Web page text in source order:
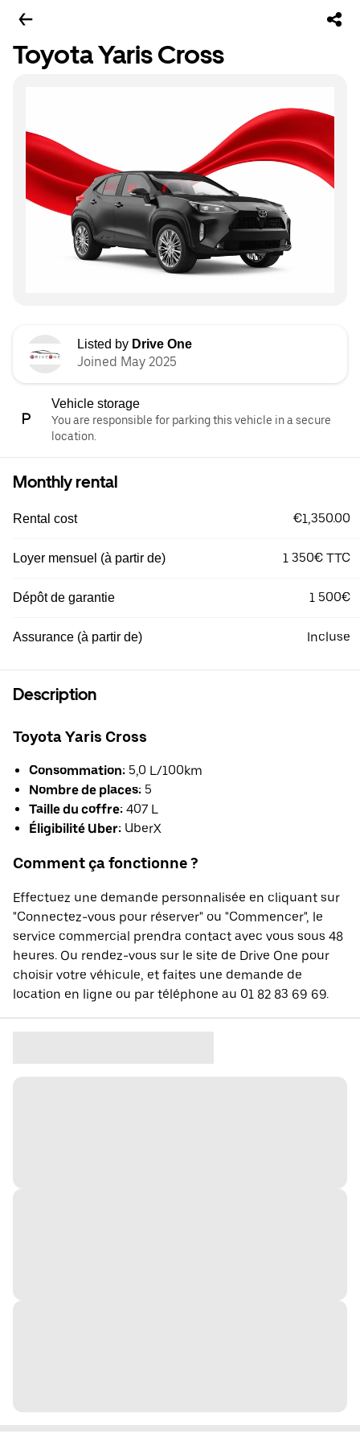
Toyota Yaris Cross
Listed by Drive One
Joined May 2025
Vehicle storage
You are responsible for parking this vehicle in a secure
location.
Monthly rental
Rental cost €1,350.00
Loyer mensuel (à partir de) 1 350€ TTC
Dépôt de garantie 1 500€
Assurance (à partir de) Incluse
Description
Toyota Yaris Cross
Consommation: 5,0 L/100km
Nombre de places: 5
Taille du coffre: 407 L
Éligibilité Uber: UberX
Comment ça fonctionne ?
Effectuez une demande personnalisée en cliquant sur
"Connectez-vous pour réserver" ou "Commencer", le
service commercial prendra contact avec vous sous 48
heures. Ou rendez-vous sur le site de Drive One pour
choisir votre véhicule, et faites une demande de
location en ligne ou par téléphone au 01 82 83 69 69.